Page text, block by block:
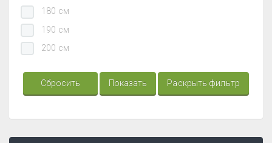
180 см
190 см
200 см
Сбросить Показать Раскрыть фильтр